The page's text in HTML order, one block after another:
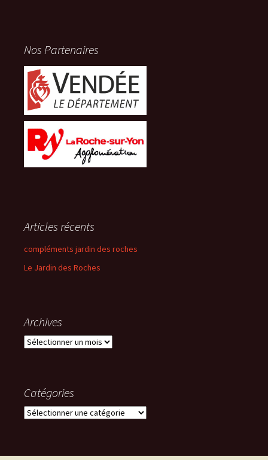
Nos Partenaires
Articles récents
compléments jardin des roches
Le Jardin des Roches
Archives
Archives
Catégories
Catégories